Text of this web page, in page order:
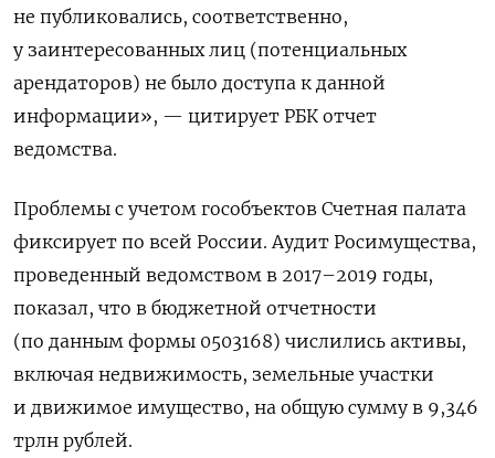
не публиковались, соответственно,
у заинтересованных лиц (потенциальных
арендаторов) не было доступа к данной
информации», — цитирует РБК отчет
ведомства.
Проблемы с учетом гособъектов Счетная палата
фиксирует по всей России. Аудит Росимущества,
проведенный ведомством в 2017–2019 годы,
показал, что в бюджетной отчетности
(по данным формы 0503168) числились активы,
включая недвижимость, земельные участки
и движимое имущество, на общую сумму в 9,346
трлн рублей.